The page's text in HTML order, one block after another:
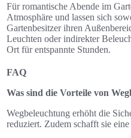
Für romantische Abende im
Atmosphäre und lassen sich
Gartenbesitzer ihren
Leuchten oder indirekter
Ort für entspannte Stunden.
FAQ
Was sind die Vorteile von
Wegbeleuchtung erhöht die
reduziert. Zudem schafft sie